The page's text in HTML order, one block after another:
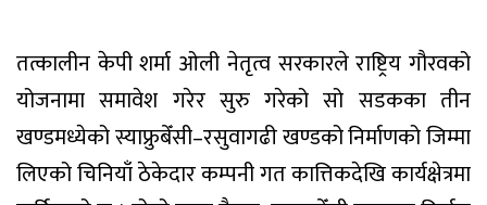
तत्कालीन केपी शर्मा ओली नेतृत्व सरकारले राष्ट्रिय गौरवको
योजनामा समावेश गरेर सुरु गरेको सो सडकका तीन
खण्डमध्येको स्याफ्रुबेँसी–रसुवागढी खण्डको निर्माणको जिम्मा
लिएको चिनियाँ ठेकेदार कम्पनी गत कात्तिकदेखि कार्यक्षेत्रमा